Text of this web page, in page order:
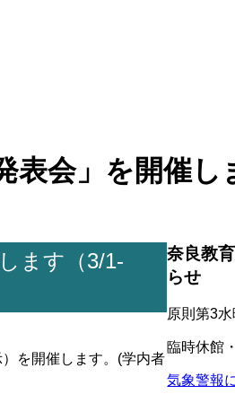
会」を開催し
ます（3/1-
を開催します。(学内者
奈良教
らせ
原則第3
臨時休館
気象警報